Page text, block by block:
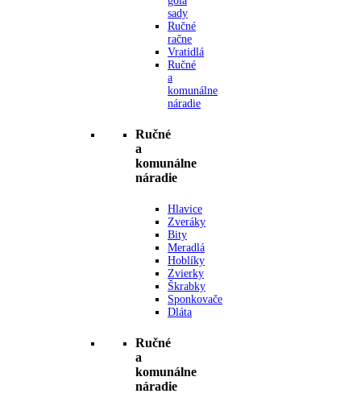
sady
Ručné
račne
Vratidlá
Ručné
a
komunálne
náradie
Ručné
a
komunálne
náradie
Hlavice
Zveráky
Bity
Meradlá
Hoblíky
Zvierky
Škrabky
Sponkovače
Dláta
Ručné
a
komunálne
náradie